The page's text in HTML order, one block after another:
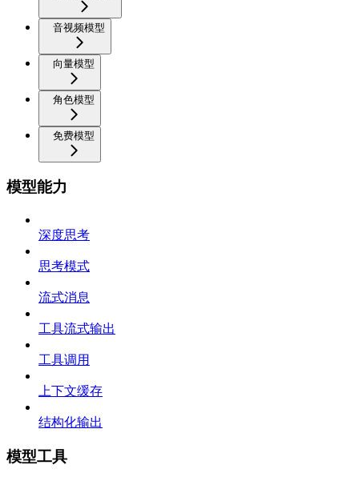
音视频模型
向量模型
角色模型
免费模型
模型能力
深度思考
思考模式
流式消息
工具流式输出
工具调用
上下文缓存
结构化输出
模型工具